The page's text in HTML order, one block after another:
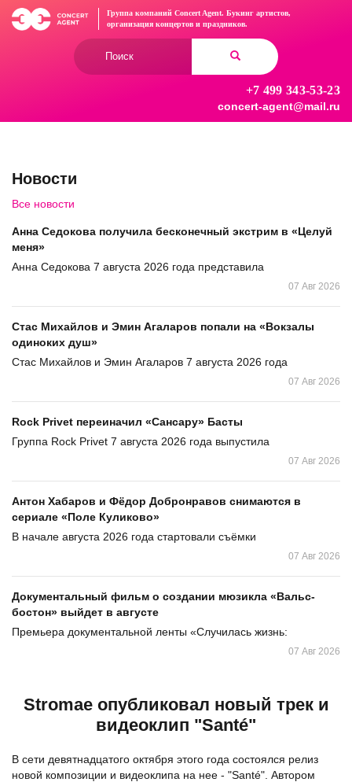
Перейти
Группа компаний Concert Agent. Букинг артистов,
организация концертов и праздников.
+7 499 343-53-23
concert-agent@mail.ru
Новости
Все новости
Анна Седокова получила бесконечный экстрим в «Целуй
меня»
Анна Седокова 7 августа 2026 года представила
07 Авг 2026
Стас Михайлов и Эмин Агаларов попали на «Вокзалы
одиноких душ»
Стас Михайлов и Эмин Агаларов 7 августа 2026 года
07 Авг 2026
Rock Privet переиначил «Сансару» Басты
Группа Rock Privet 7 августа 2026 года выпустила
07 Авг 2026
Антон Хабаров и Фёдор Добронравов снимаются в
сериале «Поле Куликово»
В начале августа 2026 года стартовали съёмки
07 Авг 2026
Документальный фильм о создании мюзикла «Вальс-
бостон» выйдет в августе
Премьера документальной ленты «Случилась жизнь:
07 Авг 2026
Stromae опубликовал новый трек и
видеоклип "Santé"
В сети девятнадцатого октября этого года состоялся релиз
новой композиции и видеоклипа на нее - "Santé". Автором